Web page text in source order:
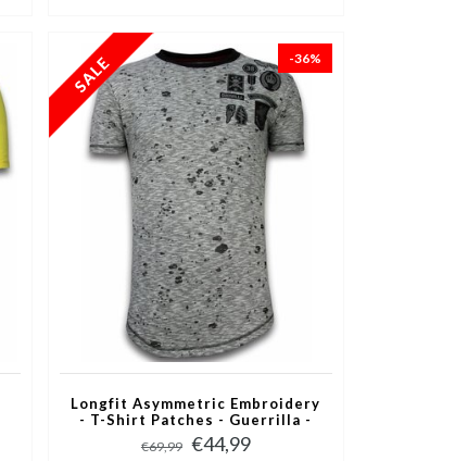
-36%
Longfit Asymmetric Embroidery
- T-Shirt Patches - Guerrilla -
Grijs
€69,99 €44,99